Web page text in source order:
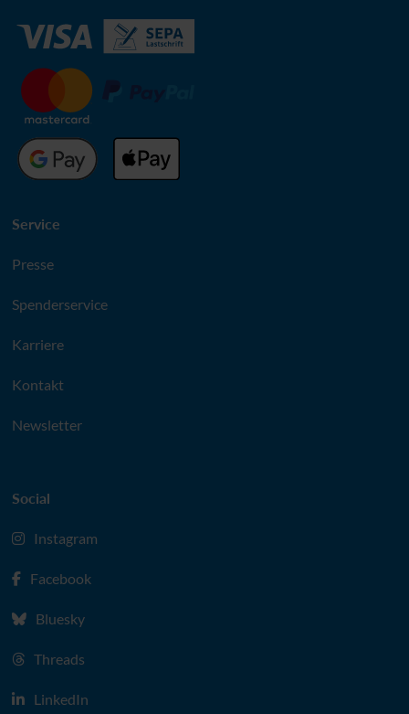
Service
Presse
Spenderservice
Karriere
Kontakt
Newsletter
Social
Instagram
Facebook
Bluesky
Threads
LinkedIn